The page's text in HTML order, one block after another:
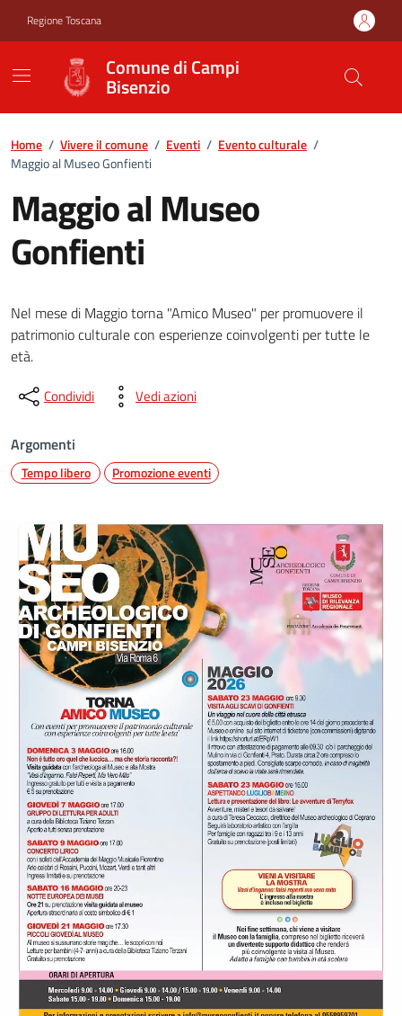
Regione Toscana
Comune di Campi
Bisenzio
Home / Vivere il comune / Eventi / Evento culturale /
Maggio al Museo Gonfienti
Maggio al Museo
Gonfienti
Nel mese di Maggio torna "Amico Museo" per promuovere il
patrimonio culturale con esperienze coinvolgenti per tutte le
età.
Condividi Vedi azioni
Argomenti
Tempo libero Promozione eventi